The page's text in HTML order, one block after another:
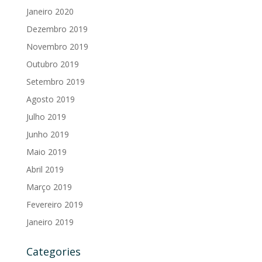
Janeiro 2020
Dezembro 2019
Novembro 2019
Outubro 2019
Setembro 2019
Agosto 2019
Julho 2019
Junho 2019
Maio 2019
Abril 2019
Março 2019
Fevereiro 2019
Janeiro 2019
Categories